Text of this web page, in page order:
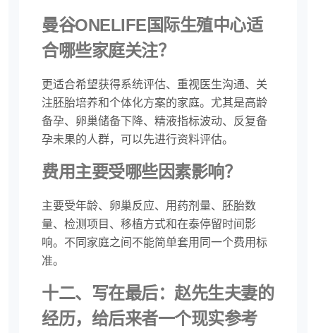
曼谷ONELIFE国际生殖中心适
合哪些家庭关注？
更适合希望获得系统评估、重视医生沟通、关
注胚胎培养和个体化方案的家庭。尤其是高龄
备孕、卵巢储备下降、精液指标波动、反复备
孕未果的人群，可以先进行资料评估。
费用主要受哪些因素影响？
主要受年龄、卵巢反应、用药剂量、胚胎数
量、检测项目、移植方式和在泰停留时间影
响。不同家庭之间不能简单套用同一个费用标
准。
十二、写在最后：赵先生夫妻的
经历，给后来者一个现实参考